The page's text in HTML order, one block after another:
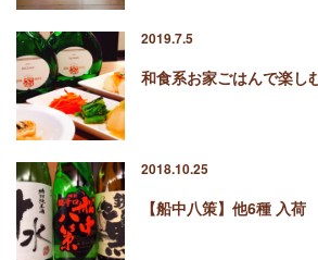
2019.7.5
和食系お家ごはんで楽し
2018.10.25
【船中八策】他6種 入荷